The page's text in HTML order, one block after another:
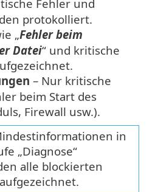
Fehler und
protokolliert.
„Fehler beim
Datei“ und kritische
– Nur kritische
beim Start des
Firewall usw.).
in
„Diagnose“
alle blockierten